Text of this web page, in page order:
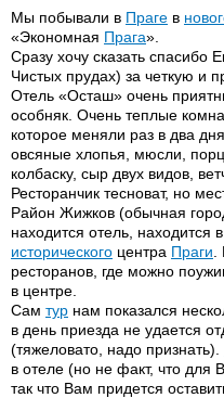
Мы побывали в Праге в
«Экономная Прага».
Сразу хочу сказать спасибо
Чистых прудах) за четкую и
Отель «Осташ» очень
особняк. Очень теплые
которое меняли раз в два
овсяные хлопья, мюсли,
колбаску, сыр двух видов,
Ресторанчик тесноват, но
Район Жижков (обычная
находится отель, находится
исторического центра Праги
ресторанов, где можно
в центре.
Сам тур нам показался
в день приезда не удается
(тяжеловато, надо признать).
в отеле (но не факт, что для
так что Вам придется